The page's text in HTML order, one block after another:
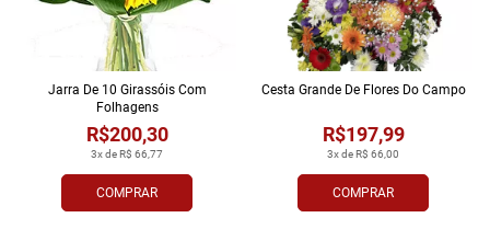
COMPRAR
3x de R$ 66,77
R$200,30
Jarra De 10 Girassóis Com
Folhagens
COMPRAR
3x de R$ 66,00
R$197,99
Cesta Grande De Flores Do Campo